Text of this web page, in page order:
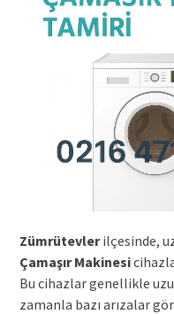
Zümrütevlerilçesinde,
Çamaşır Makinesi
Bu cihazlar genellikle
zamanla bazı arızalar